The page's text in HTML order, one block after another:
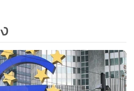
เชีย ซึ่งพื้นฐานเศรษฐกิจส่วนใหญ่มี
ก ทั้งนี้ ประเด็นเรื่องการปรับลด
าจก่อให้เกิดความกังวลต่อตลาดเกิด
อกจากเอเชียในระยะสั้น อย่างไร
เอเชียยังขยายตัวอย่างต่อเนื่อง โดย